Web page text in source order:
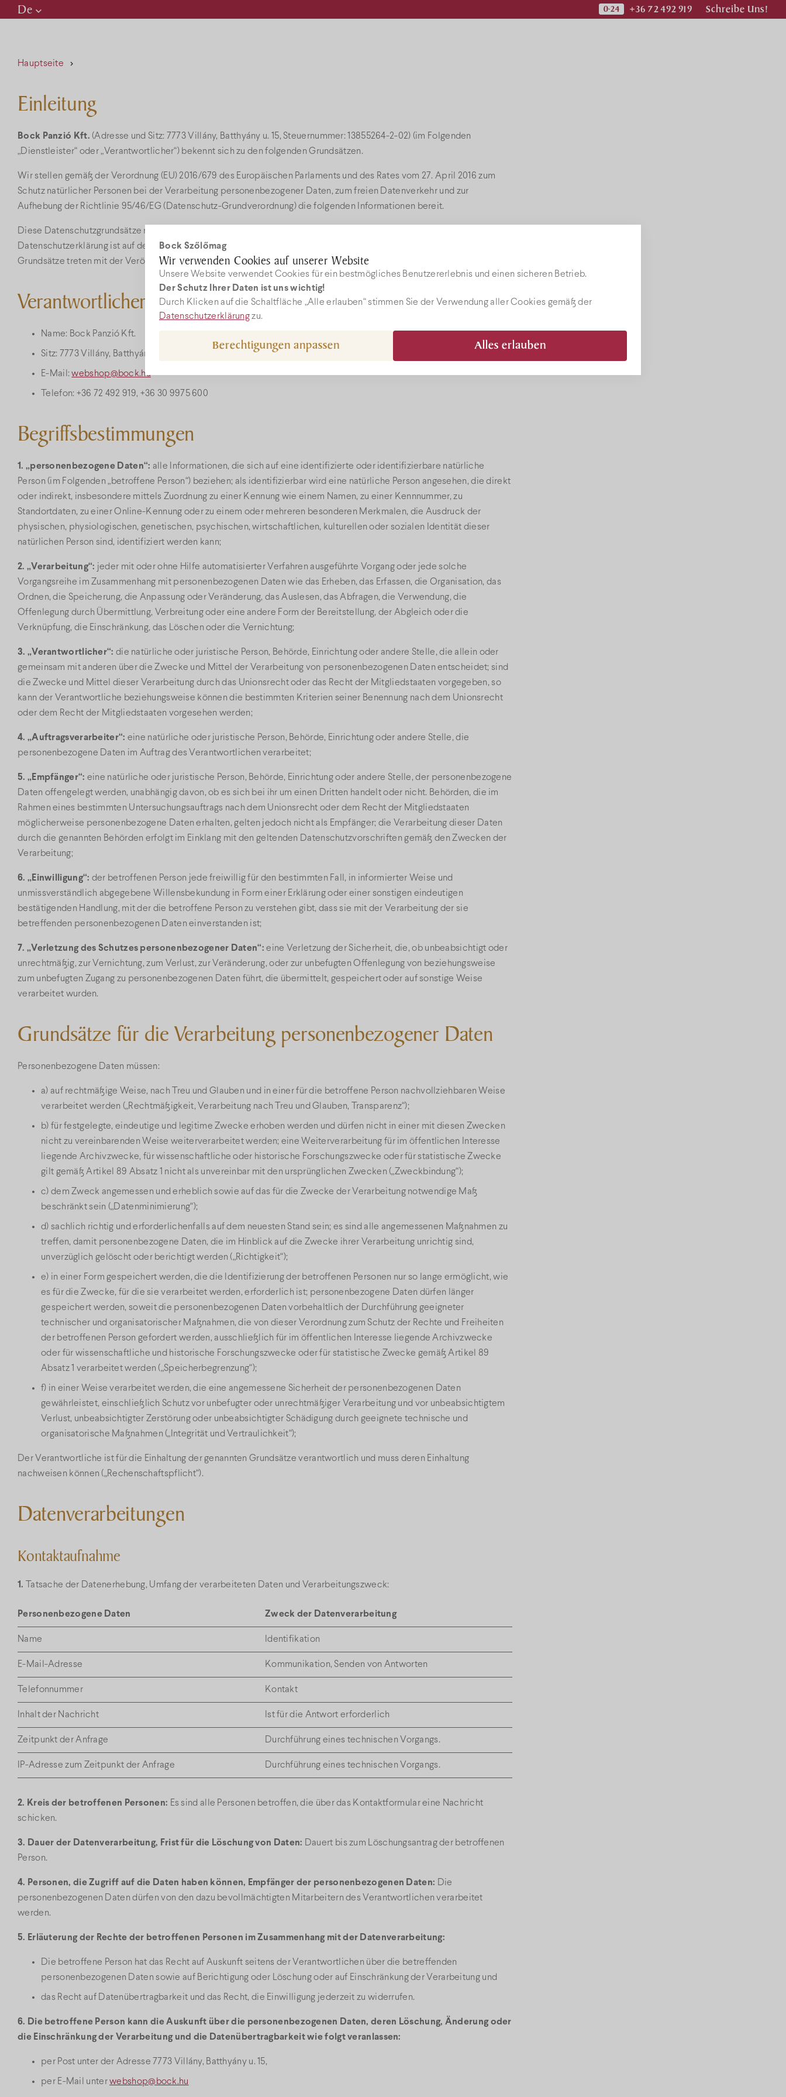
Bock Szőlőmag
Wir verwenden Cookies auf unserer Website
Unsere Website verwendet Cookies für ein bestmögliches Benutzererlebnis und einen sicheren Betrieb.
Der Schutz Ihrer Daten ist uns wichtig!
Durch Klicken auf die Schaltfläche „Alle erlauben“ stimmen Sie der Verwendung aller Cookies gemäß der
Datenschutzerklärung zu.
Alles erlauben
Berechtigungen anpassen
De +36 72 492 919 Schreibe Uns!
Hauptseite
Einleitung
Bock Panzió Kft. (Adresse und Sitz: 7773 Villány, Batthyány u. 15, Steuernummer: 13855264-2-02) (im Folgenden
„Dienstleister“ oder „Verantwortlicher“) bekennt sich zu den folgenden Grundsätzen.
Wir stellen gemäß der Verordnung (EU) 2016/679 des Europäischen Parlaments und des Rates vom 27. April 2016 zum
Schutz natürlicher Personen bei der Verarbeitung personenbezogener Daten, zum freien Datenverkehr und zur
Aufhebung der Richtlinie 95/46/EG (Datenschutz-Grundverordnung) die folgenden Informationen bereit.
Diese Datenschutzgrundsätze regeln die Datenverarbeitung der Website
Datenschutzerklärung ist auf der folgenden Seite zu erreichen:
Grundsätze treten mit der Veröffentlichung auf der oben genannten Website in Kraft.
Verantwortlicher und Kontaktdaten
Name: Bock Panzió Kft.
Sitz: 7773 Villány, Batthyány u. 15. » auf der Karte zeigen
E-Mail:webshop@bock.hu
Telefon: +36 72 492 919, +36 30 9975 600
Begriffsbestimmungen
1. „personenbezogene Daten“: alle Informationen, die sich auf eine identifizierte oder identifizierbare natürliche
Person (im Folgenden „betroffene Person“) beziehen; als identifizierbar wird eine natürliche Person angesehen, die direkt
oder indirekt, insbesondere mittels Zuordnung zu einer Kennung wie einem Namen, zu einer Kennnummer, zu
Standortdaten, zu einer Online-Kennung oder zu einem oder mehreren besonderen Merkmalen, die Ausdruck der
physischen, physiologischen, genetischen, psychischen, wirtschaftlichen, kulturellen oder sozialen Identität dieser
natürlichen Person sind, identifiziert werden kann;
2. „Verarbeitung“: jeder mit oder ohne Hilfe automatisierter Verfahren ausgeführte Vorgang oder jede solche
Vorgangsreihe im Zusammenhang mit personenbezogenen Daten wie das Erheben, das Erfassen, die Organisation, das
Ordnen, die Speicherung, die Anpassung oder Veränderung, das Auslesen, das Abfragen, die Verwendung, die
Offenlegung durch Übermittlung, Verbreitung oder eine andere Form der Bereitstellung, der Abgleich oder die
Verknüpfung, die Einschränkung, das Löschen oder die Vernichtung;
3. „Verantwortlicher“: die natürliche oder juristische Person, Behörde, Einrichtung oder andere Stelle, die allein oder
gemeinsam mit anderen über die Zwecke und Mittel der Verarbeitung von personenbezogenen Daten entscheidet; sind
die Zwecke und Mittel dieser Verarbeitung durch das Unionsrecht oder das Recht der Mitgliedstaaten vorgegeben, so
kann der Verantwortliche beziehungsweise können die bestimmten Kriterien seiner Benennung nach dem Unionsrecht
oder dem Recht der Mitgliedstaaten vorgesehen werden;
4. „Auftragsverarbeiter“: eine natürliche oder juristische Person, Behörde, Einrichtung oder andere Stelle, die
personenbezogene Daten im Auftrag des Verantwortlichen verarbeitet;
5. „Empfänger“: eine natürliche oder juristische Person, Behörde, Einrichtung oder andere Stelle, der personenbezogene
Daten offengelegt werden, unabhängig davon, ob es sich bei ihr um einen Dritten handelt oder nicht. Behörden, die im
Rahmen eines bestimmten Untersuchungsauftrags nach dem Unionsrecht oder dem Recht der Mitgliedstaaten
möglicherweise personenbezogene Daten erhalten, gelten jedoch nicht als Empfänger; die Verarbeitung dieser Daten
durch die genannten Behörden erfolgt im Einklang mit den geltenden Datenschutzvorschriften gemäß den Zwecken der
Verarbeitung;
6. „Einwilligung“: der betroffenen Person jede freiwillig für den bestimmten Fall, in informierter Weise und
unmissverständlich abgegebene Willensbekundung in Form einer Erklärung oder einer sonstigen eindeutigen
bestätigenden Handlung, mit der die betroffene Person zu verstehen gibt, dass sie mit der Verarbeitung der sie
betreffenden personenbezogenen Daten einverstanden ist;
7. „Verletzung des Schutzes personenbezogener Daten“: eine Verletzung der Sicherheit, die, ob unbeabsichtigt oder
unrechtmäßig, zur Vernichtung, zum Verlust, zur Veränderung, oder zur unbefugten Offenlegung von beziehungsweise
zum unbefugten Zugang zu personenbezogenen Daten führt, die übermittelt, gespeichert oder auf sonstige Weise
verarbeitet wurden.
Grundsätze für die Verarbeitung personenbezogener Daten
Personenbezogene Daten müssen:
a) auf rechtmäßige Weise, nach Treu und Glauben und in einer für die betroffene Person nachvollziehbaren Weise
verarbeitet werden („Rechtmäßigkeit, Verarbeitung nach Treu und Glauben, Transparenz“);
b) für festgelegte, eindeutige und legitime Zwecke erhoben werden und dürfen nicht in einer mit diesen Zwecken
nicht zu vereinbarenden Weise weiterverarbeitet werden; eine Weiterverarbeitung für im öffentlichen Interesse
liegende Archivzwecke, für wissenschaftliche oder historische Forschungszwecke oder für statistische Zwecke
gilt gemäß Artikel 89 Absatz 1 nicht als unvereinbar mit den ursprünglichen Zwecken („Zweckbindung“);
c) dem Zweck angemessen und erheblich sowie auf das für die Zwecke der Verarbeitung notwendige Maß
beschränkt sein („Datenminimierung“);
d) sachlich richtig und erforderlichenfalls auf dem neuesten Stand sein; es sind alle angemessenen Maßnahmen zu
treffen, damit personenbezogene Daten, die im Hinblick auf die Zwecke ihrer Verarbeitung unrichtig sind,
unverzüglich gelöscht oder berichtigt werden („Richtigkeit“);
e) in einer Form gespeichert werden, die die Identifizierung der betroffenen Personen nur so lange ermöglicht, wie
es für die Zwecke, für die sie verarbeitet werden, erforderlich ist; personenbezogene Daten dürfen länger
gespeichert werden, soweit die personenbezogenen Daten vorbehaltlich der Durchführung geeigneter
technischer und organisatorischer Maßnahmen, die von dieser Verordnung zum Schutz der Rechte und Freiheiten
der betroffenen Person gefordert werden, ausschließlich für im öffentlichen Interesse liegende Archivzwecke
oder für wissenschaftliche und historische Forschungszwecke oder für statistische Zwecke gemäß Artikel 89
Absatz 1 verarbeitet werden („Speicherbegrenzung“);
f) in einer Weise verarbeitet werden, die eine angemessene Sicherheit der personenbezogenen Daten
gewährleistet, einschließlich Schutz vor unbefugter oder unrechtmäßiger Verarbeitung und vor unbeabsichtigtem
Verlust, unbeabsichtigter Zerstörung oder unbeabsichtigter Schädigung durch geeignete technische und
organisatorische Maßnahmen („Integrität und Vertraulichkeit“);
Der Verantwortliche ist für die Einhaltung der genannten Grundsätze verantwortlich und muss deren Einhaltung
nachweisen können („Rechenschaftspflicht“).
Datenverarbeitungen
Kontaktaufnahme
1. Tatsache der Datenerhebung, Umfang der verarbeiteten Daten und Verarbeitungszweck:
Personenbezogene Daten Zweck der Datenverarbeitung
Name Identifikation
E-Mail-Adresse Kommunikation, Senden von Antworten
Telefonnummer Kontakt
Inhalt der Nachricht Ist für die Antwort erforderlich
Zeitpunkt der Anfrage Durchführung eines technischen Vorgangs.
IP-Adresse zum Zeitpunkt der Anfrage Durchführung eines technischen Vorgangs.
2. Kreis der betroffenen Personen: Es sind alle Personen betroffen, die über das Kontaktformular eine Nachricht
schicken.
3. Dauer der Datenverarbeitung, Frist für die Löschung von Daten: Dauert bis zum Löschungsantrag der betroffenen
Person.
4. Personen, die Zugriff auf die Daten haben können, Empfänger der personenbezogenen Daten: Die
personenbezogenen Daten dürfen von den dazu bevollmächtigten Mitarbeitern des Verantwortlichen verarbeitet
werden.
5. Erläuterung der Rechte der betroffenen Personen im Zusammenhang mit der Datenverarbeitung:
Die betroffene Person hat das Recht auf Auskunft seitens der Verantwortlichen über die betreffenden
personenbezogenen Daten sowie auf Berichtigung oder Löschung oder auf Einschränkung der Verarbeitung und
das Recht auf Datenübertragbarkeit und das Recht, die Einwilligung jederzeit zu widerrufen.
6. Die betroffene Person kann die Auskunft über die personenbezogenen Daten, deren Löschung, Änderung oder
die Einschränkung der Verarbeitung und die Datenübertragbarkeit wie folgt veranlassen:
per Post unter der Adresse 7773 Villány, Batthyány u. 15,
per E-Mail unterwebshop@bock.hu